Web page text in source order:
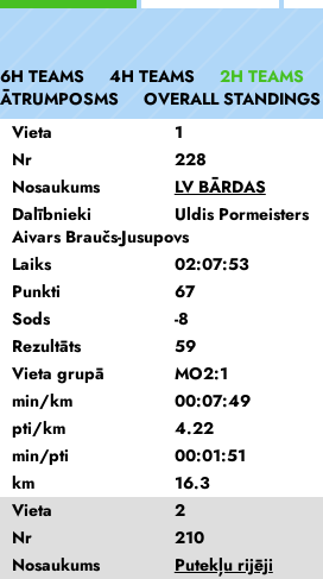
6H TEAMS 4H TEAMS 2H TEAMS
ĀTRUMPOSMS
OVERALL STANDINGS
Vieta
1
Nr
228
Nosaukums
LV BĀRDAS
Dalībnieki
Uldis Pormeisters
Aivars Braučs-Jusupovs
Laiks
02:07:53
Punkti
67
Sods
-8
Rezultāts
59
Vieta grupā
MO2:1
min/km
00:07:49
pti/km
4.22
min/pti
00:01:51
km
16.3
Vieta
2
Nr
210
Nosaukums
Putekļu rijēji